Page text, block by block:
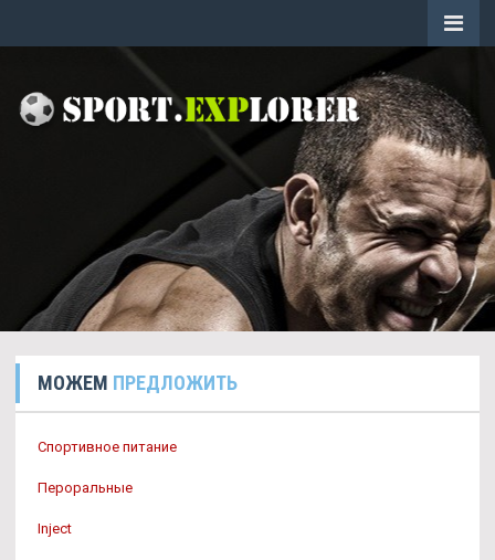
МОЖЕМ ПРЕДЛОЖИТЬ
Спортивное питание
Пероральные
Inject